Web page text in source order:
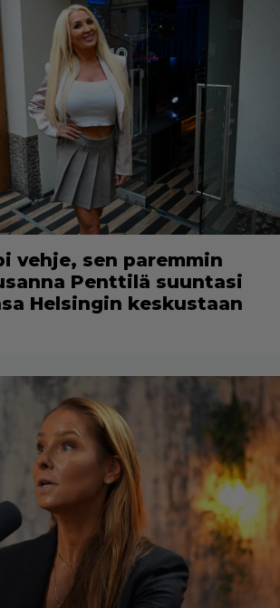
vehje, sen paremmin
Penttilä suuntasi
Helsingin keskustaan